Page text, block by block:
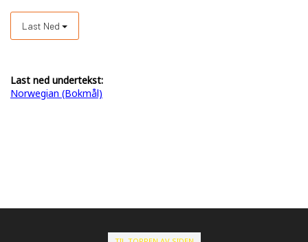
Last Ned
Last ned undertekst:
Norwegian (Bokmål)